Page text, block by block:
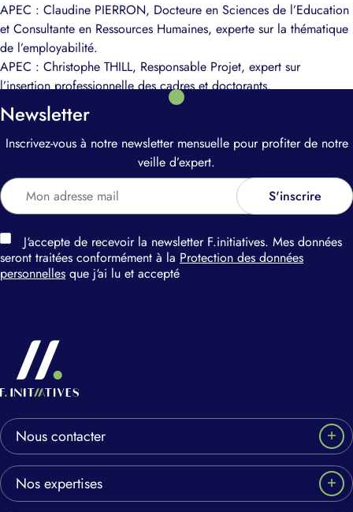
APEC : Claudine PIERRON, Docteure en Sciences de l’Education
et Consultante en Ressources Humaines, experte sur la thématique
de l’employabilité.
APEC : Christophe THILL, Responsable Projet, expert sur
l’insertion professionnelle des cadres et doctorants.
Newsletter
Inscrivez-vous à notre newsletter mensuelle pour profiter de notre
veille d’expert.
J‘accepte de recevoir la newsletter F.initiatives. Mes données
seront traitées conformément à la Protection des données
personnelles que j‘ai lu et accepté
Nous contacter
Nos expertises